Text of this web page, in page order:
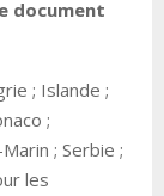
document
; Islande ;
;
; Serbie ;
les